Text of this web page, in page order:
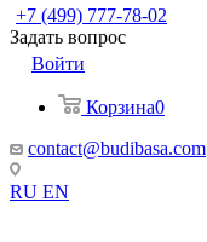
+7 (499) 777-78-02
Задать вопрос
Войти
Корзина0
contact@budibasa.com
RU EN